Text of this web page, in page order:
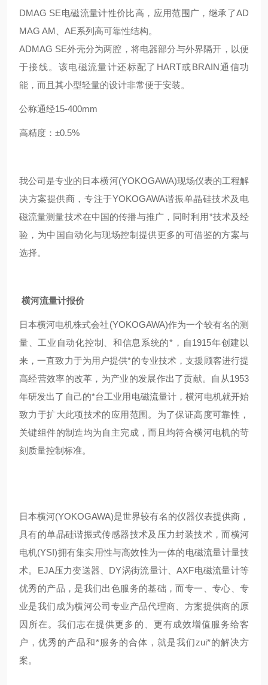
DMAG SE电磁流量计性价比高，应用范围广，继承了AD
MAG AM、AE系列高可靠性结构。
ADMAG SE外壳分为两腔，将电器部分与外界隔开，以便
于接线。该电磁流量计还标配了HART或BRAIN通信功
能，而且其小型轻量的设计非常便于安装。
公称通经15-400mm
高精度：±0.5%
我公司是专业的日本横河(YOKOGAWA)现场仪表的工程解
决方案提供商，专注于YOKOGAWA谐振单晶硅技术及电
磁流量测量技术在中国的传播与推广，同时利用*技术及经
验，为中国自动化与现场控制提供更多的可借鉴的方案与
选择。
横河流量计报价
日本横河电机株式会社(YOKOGAWA)作为一个较有名的测
量、工业自动化控制、和信息系统的*，自1915年创建以
来，一直致力于为用户提供*的专业技术，支援顾客进行提
高经营效率的改革，为产业的发展作出了贡献。自从1953
年研发出了自己的*台工业用电磁流量计，横河电机就开始
致力于扩大此项技术的应用范围。为了保证高度可靠性，
关键组件的制造均为自主完成，而且均符合横河电机的苛
刻质量控制标准。
日本横河(YOKOGAWA)是世界较有名的仪器仪表提供商，
具有的单晶硅谐振式传感器技术及压力封装技术，而横河
电机(YSI)拥有集实用性与高效性为一体的电磁流量计量技
术。EJA压力变送器、DY涡街流量计、AXF电磁流量计等
优秀的产品，是我们出色服务的基础，而专一、专心、专
业是我们成为横河公司专业产品代理商、方案提供商的原
因所在。我们志在提供更多的、更有成效增值服务给客
户，优秀的产品和*服务的合体，就是我们zui*的解决方
案。